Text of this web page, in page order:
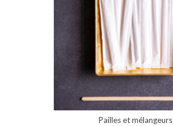
Pailles et mélangeurs